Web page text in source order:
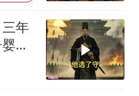
年
用